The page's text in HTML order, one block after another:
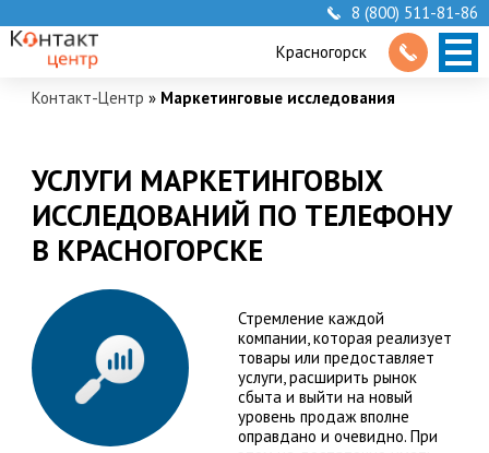
8 (800) 511-81-86
Красногорск
Контакт-Центр » Маркетинговые исследования
УСЛУГИ МАРКЕТИНГОВЫХ
ИССЛЕДОВАНИЙ ПО ТЕЛЕФОНУ
В КРАСНОГОРСКЕ
Стремление каждой
компании, которая реализует
товары или предоставляет
услуги, расширить рынок
сбыта и выйти на новый
уровень продаж вполне
оправдано и очевидно. При